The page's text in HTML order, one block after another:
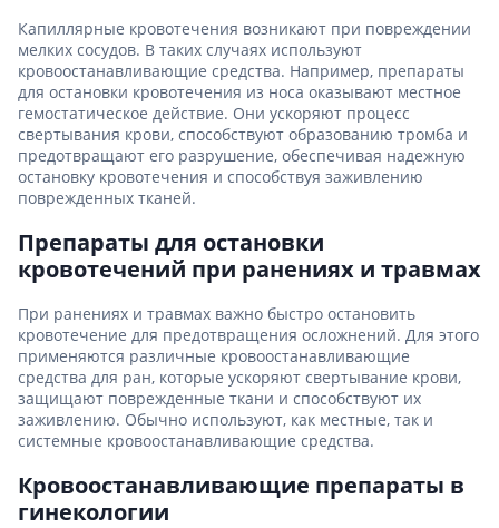
Капиллярные кровотечения возникают при повреждении
мелких сосудов. В таких случаях используют
кровоостанавливающие средства. Например, препараты
для остановки кровотечения из носа оказывают местное
гемостатическое действие. Они ускоряют процесс
свертывания крови, способствуют образованию тромба и
предотвращают его разрушение, обеспечивая надежную
остановку кровотечения и способствуя заживлению
поврежденных тканей.
Препараты для остановки
кровотечений при ранениях и травмах
При ранениях и травмах важно быстро остановить
кровотечение для предотвращения осложнений. Для этого
применяются различные кровоостанавливающие
средства для ран, которые ускоряют свертывание крови,
защищают поврежденные ткани и способствуют их
заживлению. Обычно используют, как местные, так и
системные кровоостанавливающие средства.
Кровоостанавливающие препараты в
гинекологии